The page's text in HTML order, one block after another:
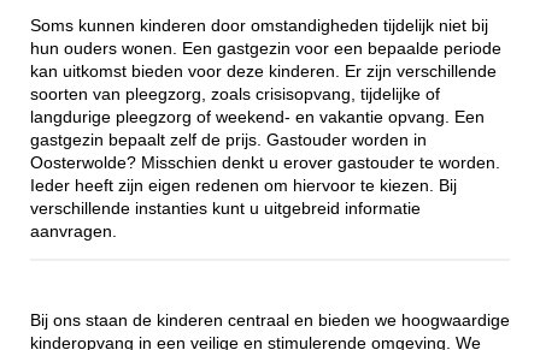
Soms kunnen kinderen door omstandigheden tijdelijk niet bij
hun ouders wonen. Een gastgezin voor een bepaalde periode
kan uitkomst bieden voor deze kinderen. Er zijn verschillende
soorten van pleegzorg, zoals crisisopvang, tijdelijke of
langdurige pleegzorg of weekend- en vakantie opvang. Een
gastgezin bepaalt zelf de prijs. Gastouder worden in
Oosterwolde? Misschien denkt u erover gastouder te worden.
Ieder heeft zijn eigen redenen om hiervoor te kiezen. Bij
verschillende instanties kunt u uitgebreid informatie
aanvragen.
Bij ons staan de kinderen centraal en bieden we hoogwaardige
kinderopvang in een veilige en stimulerende omgeving. We